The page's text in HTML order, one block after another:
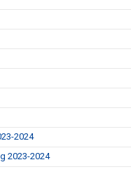
2024
2023-2024